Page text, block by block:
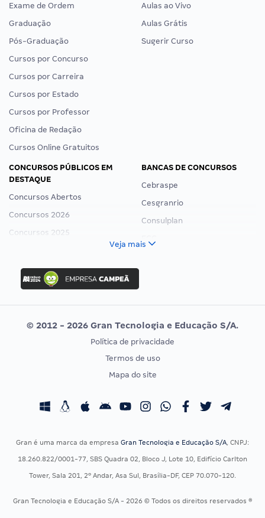
Exame de Ordem
Graduação
Pós-Graduação
Cursos por Concurso
Cursos por Carreira
Cursos por Estado
Cursos por Professor
Oficina de Redação
Cursos Online Gratuitos
Aulas ao Vivo
Aulas Grátis
Sugerir Curso
CONCURSOS PÚBLICOS EM
DESTAQUE
Concursos Abertos
Concursos 2026
Concursos 2025
Concurso Nacional Unificado
Concurso Ibama
Concurso MPU
Editais publicados
BANCAS DE CONCURSOS
Cebraspe
Cesgranrio
Consulplan
Vunesp
CONCURSOS POR PROFISSÃO
Concursos Fiscais
Residência Multiprofissional
EXAME DE ORDEM
Calendário OAB
Veja mais
© 2012 - 2026 Gran Tecnologia e Educação S/A.
Política de privacidade
Termos de uso
Mapa do site
Gran é uma marca da empresa Gran Tecnologia e Educação S/A, CNPJ:
18.260.822/0001-77, SBS Quadra 02, Bloco J, Lote 10, Edifício Carlton
Tower, Sala 201, 2º Andar, Asa Sul, Brasília-DF, CEP 70.070-120.
Gran Tecnologia e Educação S/A - 2026 © Todos os direitos reservados ®